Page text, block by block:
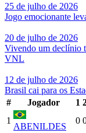
25 de julho de 2026
Jogo emocionante
20 de julho de 2026
Vivendo um declínio
VNL
12 de julho de 2026
Brasil cai para os
#
Jogador 1
1
ABENILDES
0